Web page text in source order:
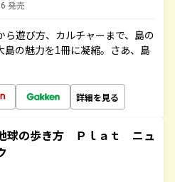
発売
遊び方、カルチャーまで、島の
島の魅力を1冊に凝縮。さあ、島
詳細を見る
球の歩き方 Ｐｌａｔ ニュ